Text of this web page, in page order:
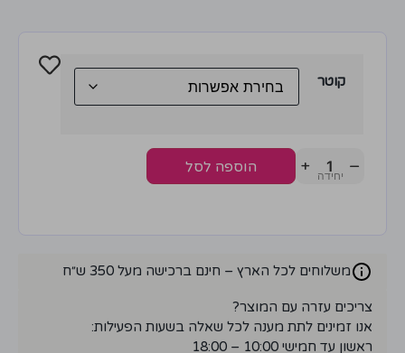
קוטר
−
+ הוספה לסל
משלוחים לכל הארץ – חינם ברכישה מעל 350 ש״ח
צריכים עזרה עם המוצר?
אנו זמינים לתת מענה לכל שאלה בשעות הפעילות:
ראשון עד חמישי 10:00 – 18:00